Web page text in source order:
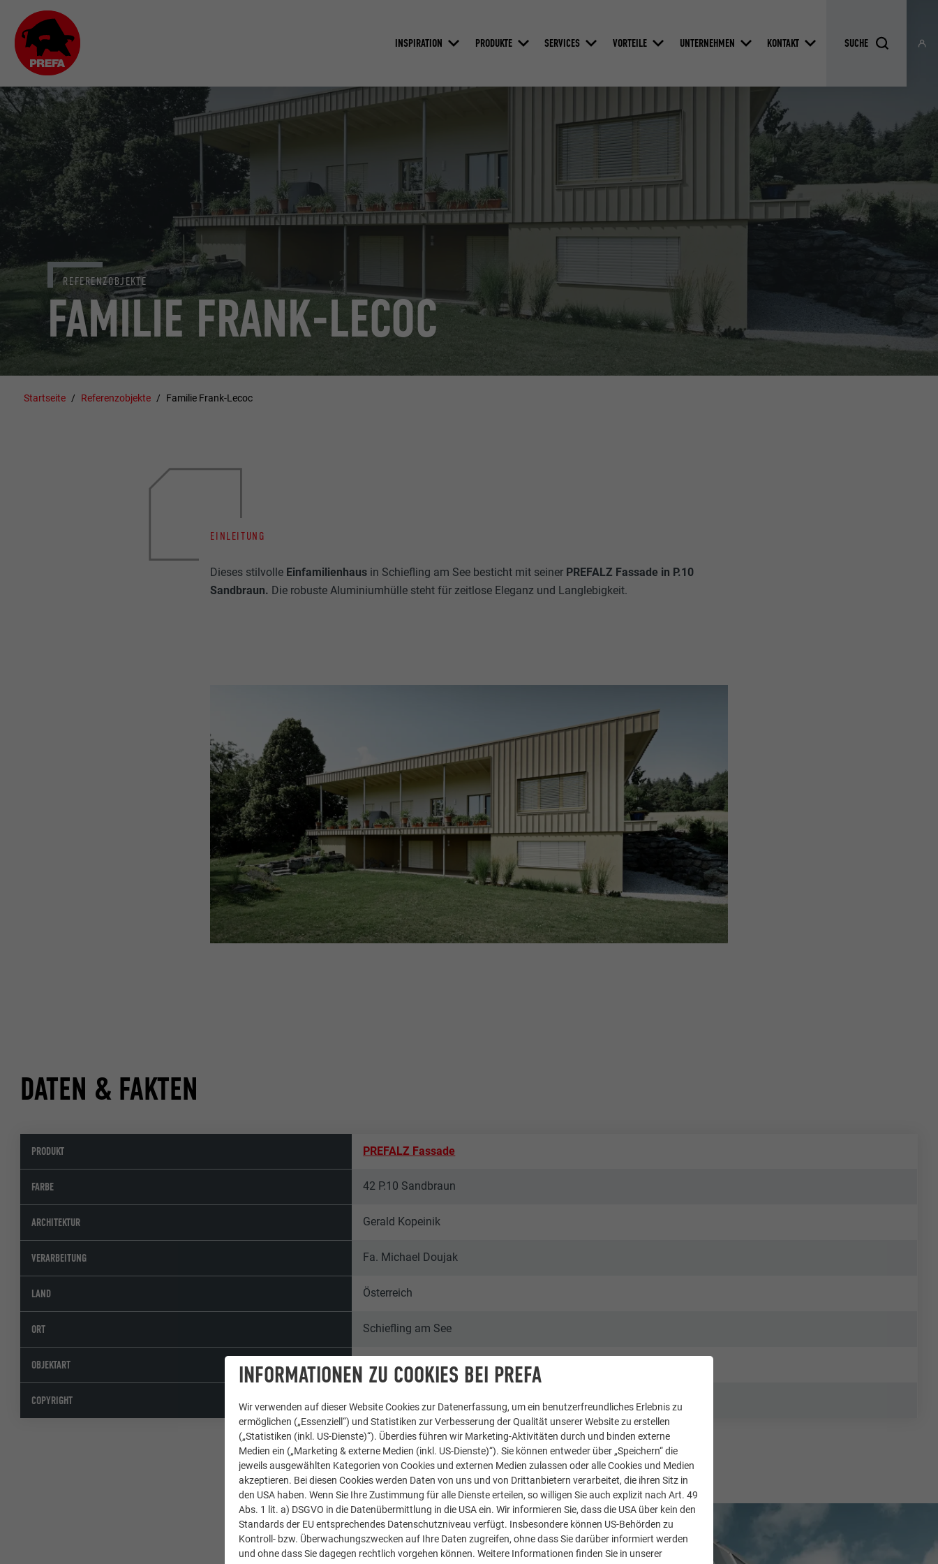
INSPIRATION PRODUKTE SERVICES VORTEILE UNTERNEHMEN KONTAKT
FAMILIE FRANK-LECOC
REFERENZOBJEKTE
Startseite Referenzobjekte Familie Frank-Lecoc
EINLEITUNG
Dieses stilvolle Einfamilienhaus in Schiefling am See besticht mit seiner PREFALZ Fassade in P.10
Sandbraun. Die robuste Aluminiumhülle steht für zeitlose Eleganz und Langlebigkeit.
DATEN & FAKTEN
PRODUKT PREFALZ Fassade
FARBE 42 P.10 Sandbraun
ARCHITEKTUR Gerald Kopeinik
VERARBEITUNG Fa. Michael Doujak
LAND Österreich
ORT Schiefling am See
OBJEKTART Einfamilienhäuser
COPYRIGHT © PREFA | Croce & Wir
INFORMATIONEN ZU COOKIES BEI PREFA
Wir verwenden auf dieser Website Cookies zur Datenerfassung, um ein benutzerfreundliches Erlebnis zu
ermöglichen („Essenziell“) und Statistiken zur Verbesserung der Qualität unserer Website zu erstellen
(„Statistiken (inkl. US-Dienste)“). Überdies führen wir Marketing-Aktivitäten durch und binden externe
Medien ein („Marketing & externe Medien (inkl. US-Dienste)“). Sie können entweder über „Speichern“ die
jeweils ausgewählten Kategorien von Cookies und externen Medien zulassen oder alle Cookies und Medien
akzeptieren. Bei diesen Cookies werden Daten von uns und von Drittanbietern verarbeitet, die ihren Sitz in
den USA haben. Wenn Sie Ihre Zustimmung für alle Dienste erteilen, so willigen Sie auch explizit nach Art. 49
Abs. 1 lit. a) DSGVO in die Datenübermittlung in die USA ein. Wir informieren Sie, dass die USA über kein den
Standards der EU entsprechendes Datenschutzniveau verfügt. Insbesondere können US-Behörden zu
Kontroll- bzw. Überwachungszwecken auf Ihre Daten zugreifen, ohne dass Sie darüber informiert werden
und ohne dass Sie dagegen rechtlich vorgehen können. Weitere Informationen finden Sie in unserer